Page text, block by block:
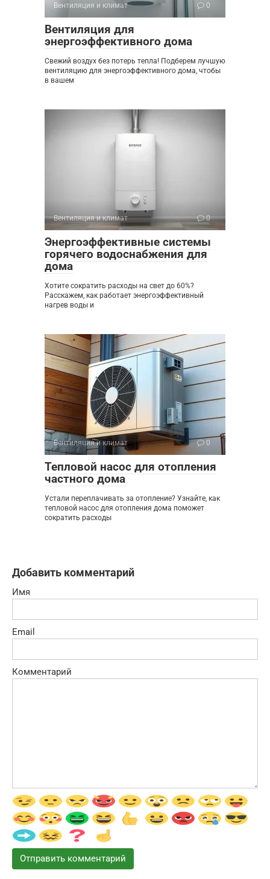
Вентиляция и климат 0
Вентиляция для
энергоэффективного дома
Свежий воздух без потерь тепла! Подберем лучшую
вентиляцию для энергоэффективного дома, чтобы
в вашем
Вентиляция и климат 0
Энергоэффективные системы
горячего водоснабжения для
дома
Хотите сократить расходы на свет до 60%?
Расскажем, как работает энергоэффективный
нагрев воды и
Вентиляция и климат 0
Тепловой насос для отопления
частного дома
Устали переплачивать за отопление? Узнайте, как
тепловой насос для отопления дома поможет
сократить расходы
Добавить комментарий
Имя
Email
Комментарий